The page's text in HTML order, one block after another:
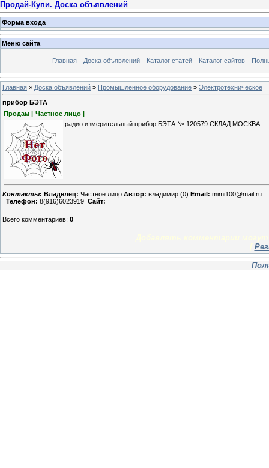
Продай-Купи. Доска объявлений
Форма входа
Меню сайта
Главная Доска объявлений Каталог статей Каталог сайтов
Главная » Доска объявлений » Промышленное оборудование » Электротехническое
прибор БЭТА
Продам | Частное лицо |
радио измерительный прибор БЭТА № 120579 СКЛАД МОСКВА
Контакты: Владелец: Частное лицо Автор: владимир (0) Email: mimi100@mail.ru
Телефон: 8(916)6023919 Сайт:
Всего комментариев: 0